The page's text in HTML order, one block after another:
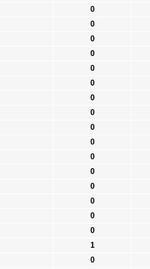
0
0
0
0
0
0
0
0
0
0
0
0
0
0
0
0
1
0